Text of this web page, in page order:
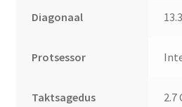
Diagonaal
Protsessor
Taktsagedus 2.7